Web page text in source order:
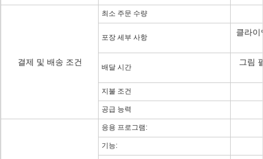
결제 및 배송 조건
최소 주문 수량
포장 세부 사항
클라
배달 시간
그림
지불 조건
공급 능력
응용 프로그램:
기능: